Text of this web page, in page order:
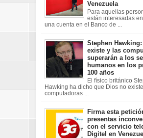
Venezuela
Para aquellas
están interesadas
una cuenta en el Banco de ...
Stephen
existe y las
superarán a los
humanos en los
100 años
El físico británico
Hawking ha dicho que Dios no
computadoras ...
Firma esta
presentas
con el servicio
Digitel en